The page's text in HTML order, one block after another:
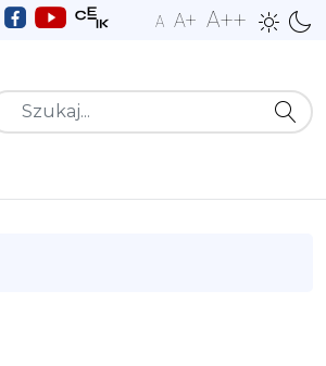
A A+ A++